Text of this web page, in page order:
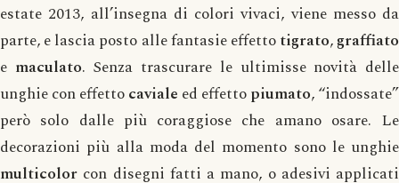
estate 2013, all’insegna di colori vivaci, viene messo da
parte, e lascia posto alle fantasie effettotigrato,graffiato
e maculato. Senza trascurare le ultimisse novità delle
unghie con effettocaviale ed effettopiumato, “indossate”
però solo dalle più coraggiose che amano osare. Le
decorazioni più alla moda del momento sono le unghie
multicolor con disegni fatti a mano, o adesivi applicati